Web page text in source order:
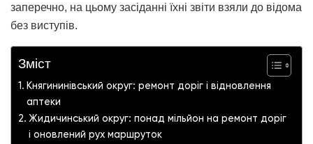
заперечно, на цьому засіданні їхні звіти взяли до відома
без виступів.
Зміст
Княгининівський округ: ремонт доріг і відновлення
аптеки
Жидичинський округ: понад мільйон на ремонт доріг
і оновлений рух маршруток